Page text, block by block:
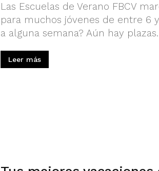
Las Escuelas de Verano FBCV
para muchos jóvenes de entre 6
a alguna semana? Aún hay plazas.
Leer más